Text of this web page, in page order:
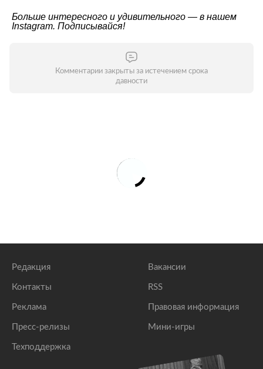
Больше интересного и удивительного — в нашем
Instagram. Подписывайся!
Комментарии закрыты за истечением срока
давности
Редакция
Контакты
Реклама
Пресс-релизы
Техподдержка
Вакансии
RSS
Правовая информация
Мини-игры